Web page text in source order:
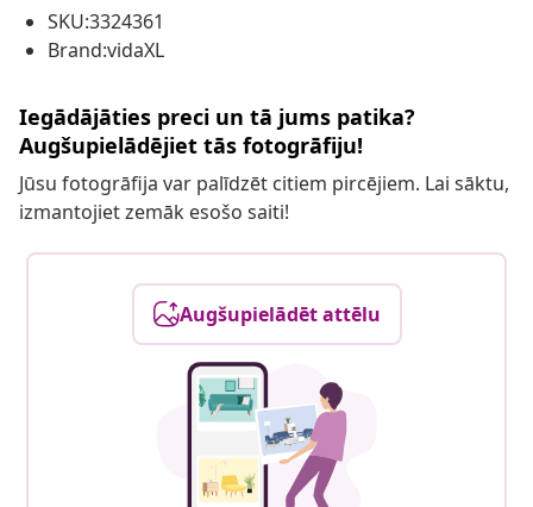
SKU:3324361
Brand:vidaXL
Iegādājāties preci un tā jums patika?
Augšupielādējiet tās fotogrāfiju!
Jūsu fotogrāfija var palīdzēt citiem pircējiem. Lai sāktu,
izmantojiet zemāk esošo saiti!
Augšupielādēt attēlu